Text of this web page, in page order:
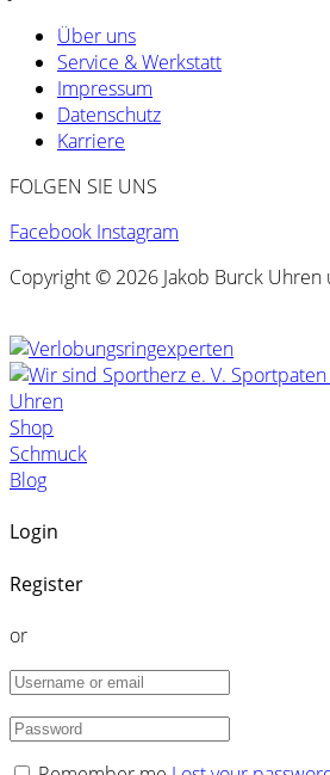
Über uns
Service & Werkstatt
Impressum
Datenschutz
Karriere
FOLGEN SIE UNS
Facebook Instagram
Copyright © 2026 Jakob Burck
Uhren
Shop
Schmuck
Blog
Login
Register
or